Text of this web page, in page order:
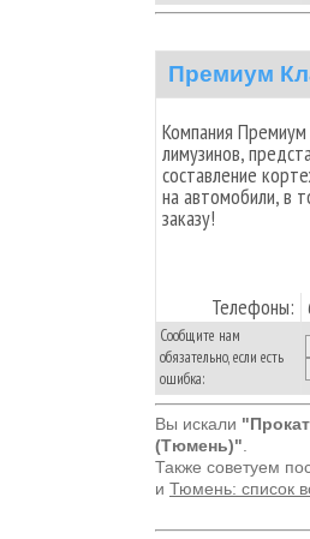
Премиум
Компания Премиум
лимузинов,
составление
на автомобили, в
заказу!
Телефоны:
Сообщите нам
обязательно, если есть
ошибка:
Вы искали
(Тюмень)"
Также советуем
и Тюмень: список